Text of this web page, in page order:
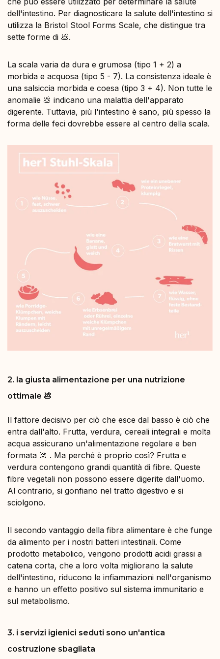
dell'intestino. Per diagnosticare la salute dell'intestino si
utilizza la Bristol Stool Forms Scale, che distingue tra
sette forme di 💩.
La scala varia da dura e grumosa (tipo 1 + 2) a
morbida e acquosa (tipo 5 - 7). La consistenza ideale è
una salsiccia morbida e coesa (tipo 3 + 4). Non tutte le
anomalie 💩 indicano una malattia dell'apparato
digerente. Tuttavia, più l'intestino è sano, più spesso la
forma delle feci dovrebbe essere al centro della scala.
2. la giusta alimentazione per una nutrizione
ottimale 💩
Il fattore decisivo per ciò che esce dal basso è ciò che
entra dall'alto. Frutta, verdura, cereali integrali e molta
acqua assicurano un'alimentazione regolare e ben
formata 💩 . Ma perché è proprio così? Frutta e
verdura contengono grandi quantità di fibre. Queste
fibre vegetali non possono essere digerite dall'uomo.
Al contrario, si gonfiano nel tratto digestivo e si
sciolgono.
Il secondo vantaggio della fibra alimentare è che funge
da alimento per i nostri batteri intestinali. Come
prodotto metabolico, vengono prodotti acidi grassi a
catena corta, che a loro volta migliorano la salute
dell'intestino, riducono le infiammazioni nell'organismo
e hanno un effetto positivo sul sistema immunitario e
sul metabolismo.
3. i servizi igienici seduti sono un'antica
costruzione sbagliata